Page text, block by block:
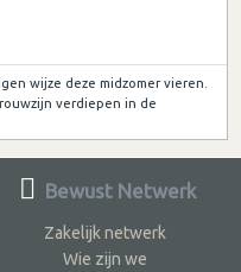
wijze deze midzomer vieren.
verdiepen in de
Bewust Netwerk
Zakelijk netwerk
Wie zijn we